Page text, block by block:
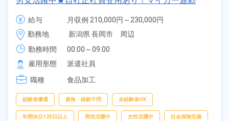
OK！無料駐車場あり！社員食堂利用可！クリーンル
ーム内作業で快適！シフト勤務制！年間休日120日！
人気の夜勤のお仕事！《新潟県長岡市》
給与
月収例 210,000円～230,000円
時給 1,100円～1,100円
勤務地
新潟県 長岡市　周辺
勤務時間
00:00～09:00
雇用形態
派遣社員
職種
食品加工
経験者優遇 資格・経験不問 未経験者OK
年間休日120日以上 男性活躍中 女性活躍中 社会保険完備